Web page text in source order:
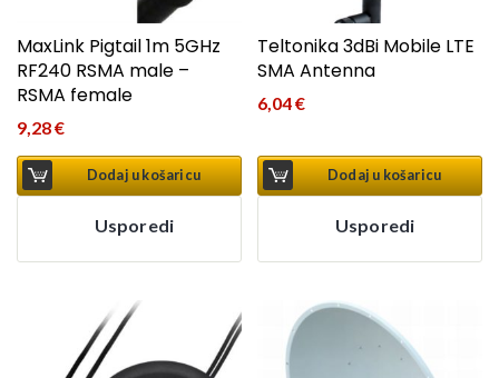
MaxLink Pigtail 1m 5GHz
RF240 RSMA male –
RSMA female
9,28€
Dodaj u košaricu
Usporedi
Teltonika 3dBi Mobile LTE
SMA Antenna
6,04€
Dodaj u košaricu
Usporedi